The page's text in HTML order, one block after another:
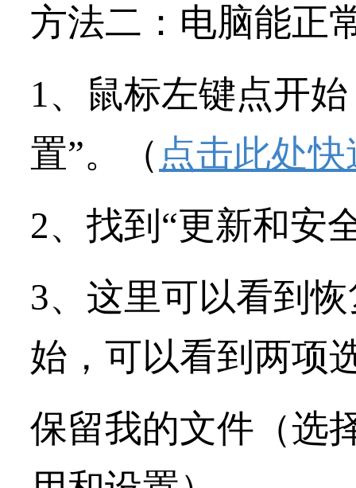
方法二： 电脑能正
1、鼠标左键点开
置”。（ 点击此处
2、找到“更新和安
3、这里可以看到
始，可以看到两项
保留我的文件（选